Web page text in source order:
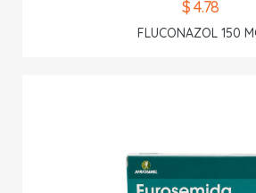
$ 4.78
FLUCONAZOL 150